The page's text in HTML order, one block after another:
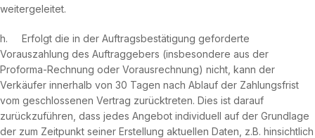
weitergeleitet.
h. Erfolgt die in der Auftragsbestätigung geforderte
Vorauszahlung des Auftraggebers (insbesondere aus der
Proforma-Rechnung oder Vorausrechnung) nicht, kann der
Verkäufer innerhalb von 30 Tagen nach Ablauf der Zahlungsfrist
vom geschlossenen Vertrag zurücktreten. Dies ist darauf
zurückzuführen, dass jedes Angebot individuell auf der Grundlage
der zum Zeitpunkt seiner Erstellung aktuellen Daten, z.B. hinsichtlich